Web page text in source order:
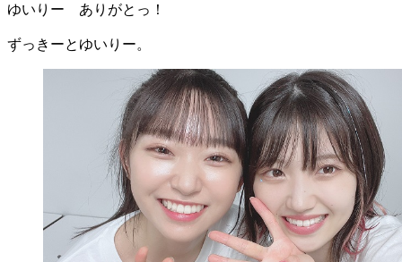
ゆいりー ありがとっ！
ずっきーとゆいりー。